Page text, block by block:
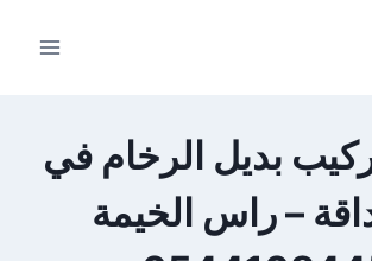
بديل الرخام في
– راس الخيمة